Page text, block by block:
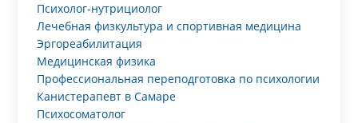
Психолог-нутрициолог
Лечебная физкультура и спортивная медицина
Эргореабилитация
Медицинская физика
Профессиональная переподготовка по психологии
Канистерапевт в Самаре
Психосоматолог